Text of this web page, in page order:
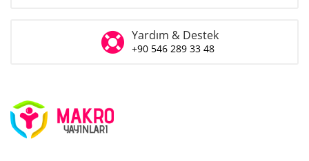
Yardım & Destek
+90 546 289 33 48